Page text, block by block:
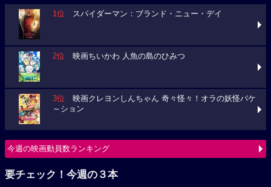
1位 スパイダーマン：ブランド・ニュー・デイ
2位 映画ちいかわ 人魚の島のひみつ
3位 映画クレヨンしんちゃん 奇々怪々！オラの妖怪バケ
～ション
今週の映画動員数ランキング
要チェック！今週の３本